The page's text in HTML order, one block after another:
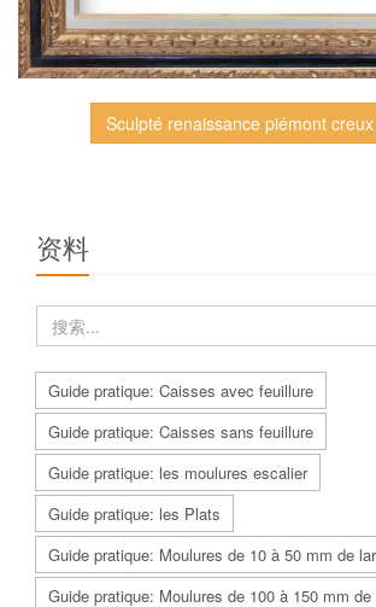
Sculpté renaissance piémont
资料
Guide pratique: Caisses avec feuillure
Guide pratique: Caisses sans feuillure
Guide pratique: les moulures escalier
Guide pratique: les Plats
Guide pratique: Moulures de 10 à 50 mm de
Guide pratique: Moulures de 100 à 150 mm de